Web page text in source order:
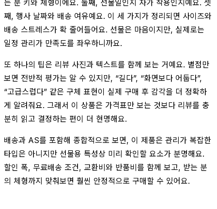
는 분 키와 체형이에요. 둘째, 선물일인지 자가 착용인지예요. 셋
째, 행사 날짜와 배송 여유예요. 이 세 가지가 정리되면 사이즈와
배송 스트레스가 확 줄어들어요. 선물은 마음이지만, 실제로는
일정 관리가 만족도를 좌우하니까요.
또 하나의 팁은 리뷰 사진과 텍스트를 함께 보는 거예요. 별점만
보면 전반적 평가는 알 수 있지만, “길다”, “화면보다 어둡다”,
“고급스럽다” 같은 구체 표현이 실제 구매 후 감각을 더 정확하
게 알려줘요. 그래서 이 상품은 가격표만 보는 것보다 리뷰를 충
분히 읽고 결정하는 편이 더 현명해요.
배송과 AS를 포함해 종합적으로 보면, 이 제품은 관리가 복잡한
타입은 아니지만 선물용 특성상 미리 확인할 요소가 분명해요.
할인 폭, 무료배송 조건, 교환비와 반품비를 함께 보고, 받는 분
의 체형까지 맞춰보면 훨씬 안정적으로 구매할 수 있어요.